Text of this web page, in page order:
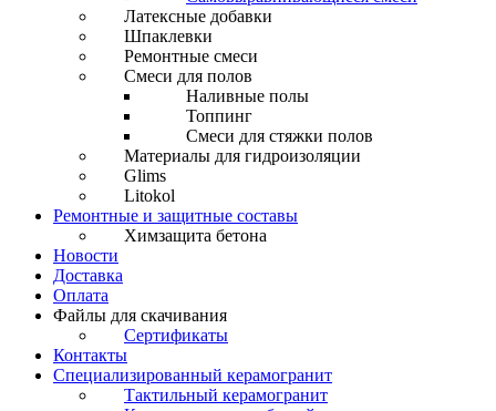
Латексные добавки
Шпаклевки
Ремонтные смеси
Смеси для полов
Наливные полы
Топпинг
Смеси для стяжки полов
Материалы для гидроизоляции
Glims
Litokol
Ремонтные и защитные составы
Химзащита бетона
Новости
Доставка
Оплата
Файлы для скачивания
Сертификаты
Контакты
Специализированный керамогранит
Тактильный керамогранит